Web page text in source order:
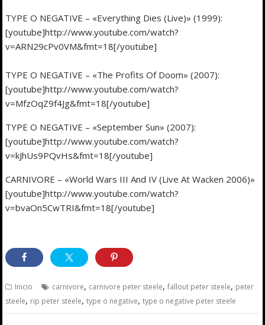
TYPE O NEGATIVE – «Everything Dies (Live)» (1999):
[youtube]http://www.youtube.com/watch?
v=ARN29cPv0VM&fmt=18[/youtube]
TYPE O NEGATIVE – «The Profits Of Doom» (2007):
[youtube]http://www.youtube.com/watch?
v=MfzOqZ9f4Jg&fmt=18[/youtube]
TYPE O NEGATIVE – «September Sun» (2007):
[youtube]http://www.youtube.com/watch?
v=kJhUs9PQvHs&fmt=18[/youtube]
CARNIVORE – «World Wars III And IV (Live At Wacken 2006)»
[youtube]http://www.youtube.com/watch?
v=bvaOn5CwTRI&fmt=18[/youtube]
Inicio carnivore, carnivore peter steele,fallout peter steele, peter
steele, rip peter steele,type o negative,type o negative peter steele